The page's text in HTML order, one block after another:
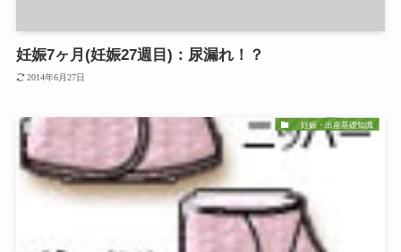
妊娠7ヶ月(妊娠27週目)：尿漏れ！？
2014年6月27日
妊娠・出産基礎知識